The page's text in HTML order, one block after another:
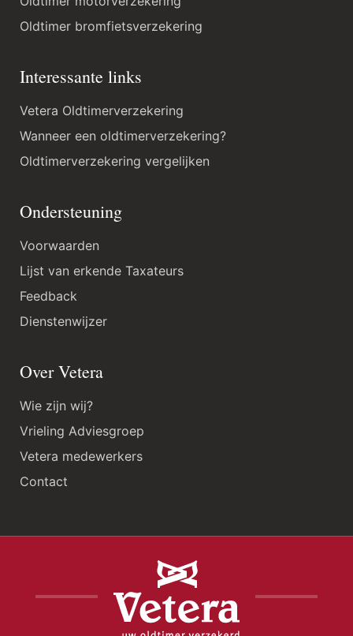
Oldtimer bromfietsverzekering
Interessante links
Vetera Oldtimerverzekering
Wanneer een oldtimerverzekering?
Oldtimerverzekering vergelijken
Ondersteuning
Voorwaarden
Lijst van erkende Taxateurs
Feedback
Dienstenwijzer
Over Vetera
Wie zijn wij?
Vrieling Adviesgroep
Vetera medewerkers
Contact